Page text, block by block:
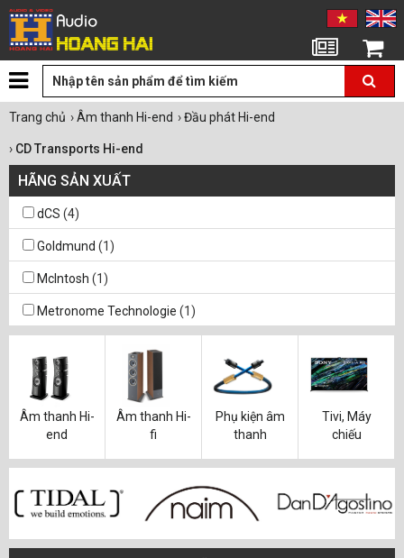
Giỏ hàng
Trang chủ ›Âm thanh Hi-end ›Đầu phát Hi-end
› CD Transports Hi-end
HÃNG SẢN XUẤT
dCS (4)
Goldmund (1)
McIntosh (1)
Metronome Technologie (1)
Wadax
Âm thanh Hi-
end
Âm thanh Hi-
fi
Phụ kiện âm
thanh
Tivi, Máy
chiếu